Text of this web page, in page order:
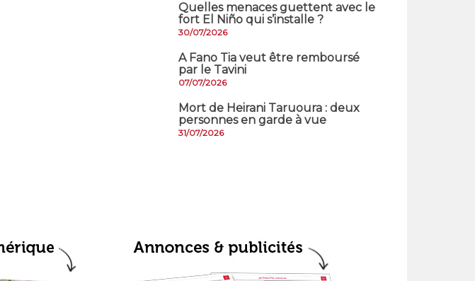
Quelles menaces guettent avec le
fort El Niño qui s’installe ?
30/07/2026
A Fano Tia veut être remboursé
par le Tavini
07/07/2026
Mort de Heirani Taruoura : deux
personnes en garde à vue
31/07/2026